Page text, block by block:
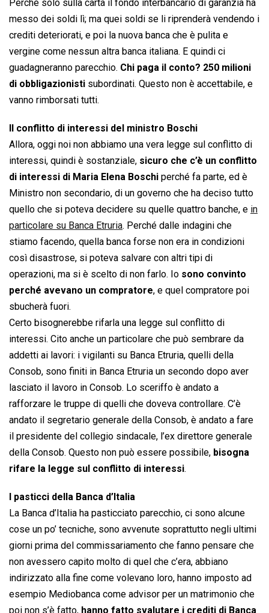
Perché solo sulla carta il fondo interbancario di garanzia ha
messo dei soldi lì; ma quei soldi se li riprenderà vendendo i
crediti deteriorati, e poi la nuova banca che è pulita e
vergine come nessun altra banca italiana. E quindi ci
guadagneranno parecchio. Chi paga il conto? 250 milioni
di obbligazionisti subordinati. Questo non è accettabile, e
vanno rimborsati tutti.
Il conflitto di interessi del ministro Boschi
Allora, oggi noi non abbiamo una vera legge sul conflitto di
interessi, quindi è sostanziale, sicuro che c’è un conflitto
di interessi di Maria Elena Boschi perché fa parte, ed è
Ministro non secondario, di un governo che ha deciso tutto
quello che si poteva decidere su quelle quattro banche, e in
particolare su Banca Etruria. Perché dalle indagini che
stiamo facendo, quella banca forse non era in condizioni
così disastrose, si poteva salvare con altri tipi di
operazioni, ma si è scelto di non farlo. Io sono convinto
perché avevano un compratore, e quel compratore poi
sbucherà fuori.
Certo bisognerebbe rifarla una legge sul conflitto di
interessi. Cito anche un particolare che può sembrare da
addetti ai lavori: i vigilanti su Banca Etruria, quelli della
Consob, sono finiti in Banca Etruria un secondo dopo aver
lasciato il lavoro in Consob. Lo sceriffo è andato a
rafforzare le truppe di quelli che doveva controllare. C’è
andato il segretario generale della Consob, è andato a fare
il presidente del collegio sindacale, l’ex direttore generale
della Consob. Questo non può essere possibile, bisogna
rifare la legge sul conflitto di interessi.
I pasticci della Banca d’Italia
La Banca d’Italia ha pasticciato parecchio, ci sono alcune
cose un po’ tecniche, sono avvenute soprattutto negli ultimi
giorni prima del commissariamento che fanno pensare che
non avessero capito molto di quel che c’era, abbiano
indirizzato alla fine come volevano loro, hanno imposto ad
esempio Mediobanca come advisor per un matrimonio che
poi non s’è fatto, hanno fatto svalutare i crediti di Banca